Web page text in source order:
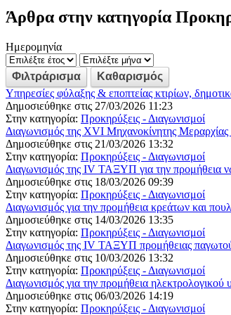
Άρθρα στην κατηγορία
Ημερομηνία
Υπηρεσίες φύλαξης & εποπτείας κτιρίων,
Δημοσιεύθηκε στις 27/03/2026 11:23
Στην κατηγορία: Προκηρύξεις - Διαγωνισμοί
Διαγωνισμός της XVI Μηχανοκίνητης
Δημοσιεύθηκε στις 21/03/2026 13:32
Στην κατηγορία: Προκηρύξεις - Διαγωνισμοί
Διαγωνισμός της IV ΤΑΞΥΠ για την προμήθεια
Δημοσιεύθηκε στις 18/03/2026 09:39
Στην κατηγορία: Προκηρύξεις - Διαγωνισμοί
Διαγωνισμός για την προμήθεια κρεάτων και
Δημοσιεύθηκε στις 14/03/2026 13:35
Στην κατηγορία: Προκηρύξεις - Διαγωνισμοί
Διαγωνισμός της IV ΤΑΞΥΠ προμήθειας
Δημοσιεύθηκε στις 10/03/2026 13:32
Στην κατηγορία: Προκηρύξεις - Διαγωνισμοί
Διαγωνισμός για την προμήθεια
Δημοσιεύθηκε στις 06/03/2026 14:19
Στην κατηγορία: Προκηρύξεις - Διαγωνισμοί